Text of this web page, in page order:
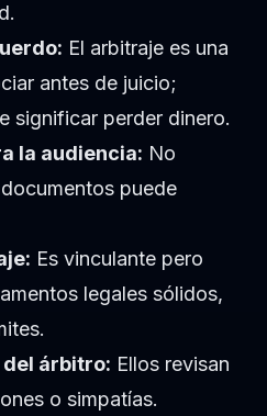
El arbitraje es una
antes de juicio;
significar perder dinero.
la audiencia: No
puede
Es vinculante pero
legales sólidos,
árbitro: Ellos revisan
o simpatías.